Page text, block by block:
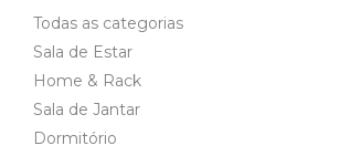
Todas as categorias
Sala de Estar
Home & Rack
Sala de Jantar
Dormitório